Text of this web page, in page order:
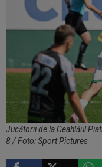
Jucătorii de la Ceahlăul
8 / Foto: Sport Pictures